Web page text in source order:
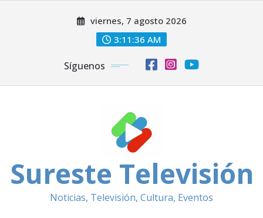
viernes, 7 agosto 2026
3:11:38 AM
Síguenos
Sureste Televisión
Noticias, Televisión, Cultura, Eventos